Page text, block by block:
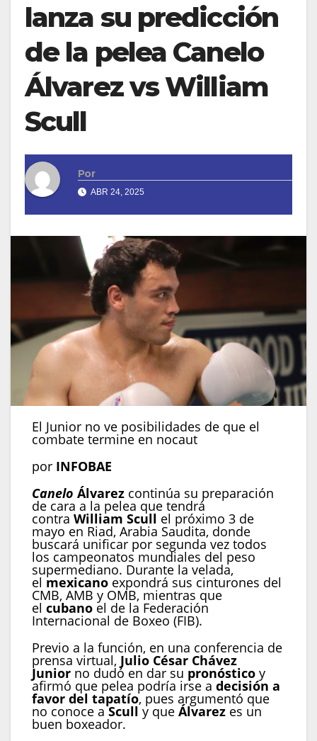
lanza su predicción
de la pelea Canelo
Álvarez vs William
Scull
Por
ABR 24, 2025
El Junior no ve posibilidades de que el
combate termine en nocaut
por INFOBAE
Canelo Álvarez continúa su preparación
de cara a la pelea que tendrá
contra William Scull el próximo 3 de
mayo en Riad, Arabia Saudita, donde
buscará unificar por segunda vez todos
los campeonatos mundiales del peso
supermediano. Durante la velada,
el mexicano expondrá sus cinturones del
CMB, AMB y OMB, mientras que
el cubano el de la Federación
Internacional de Boxeo (FIB).
Previo a la función, en una conferencia de
prensa virtual, Julio César Chávez
Junior no dudó en dar su pronóstico y
afirmó que pelea podría irse a decisión a
favor del tapatío, pues argumentó que
no conoce aScull y que Álvarez es un
buen boxeador.